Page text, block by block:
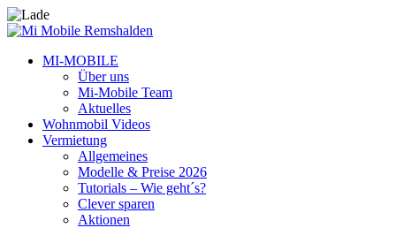
MI-MOBILE
Über uns
Mi-Mobile Team
Aktuelles
Wohnmobil Videos
Vermietung
Allgemeines
Modelle & Preise 2026
Tutorials – Wie geht´s?
Clever sparen
Aktionen